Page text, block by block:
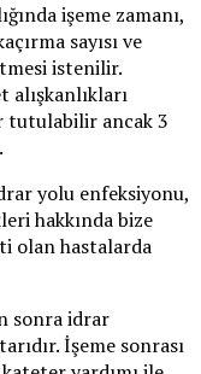
işeme zamanı,
sayısı ve
istenilir.
alışkanlıkları
tutulabilir ancak 3
yolu enfeksiyonu,
hakkında bize
olan hastalarda
sonra idrar
İşeme sonrası